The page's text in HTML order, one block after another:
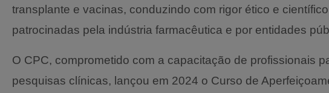
transplante e vacinas, conduzindo com rigor ético e
patrocinadas pela indústria farmacêutica e por entidades
O CPC, comprometido com a capacitação de profissionais
pesquisas clínicas, lançou em 2024 o Curso de